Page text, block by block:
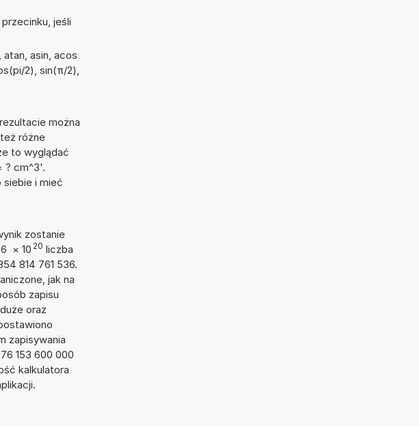
jeśli
asin, acos
2), sin(π/2),
można
różne
to wyglądać
? cm^3'.
siebie i mieć
zostanie
× 10 20 liczba
814 761 536.
jak na
zapisu
oraz
zapisywania
153 600 000
kalkulatora